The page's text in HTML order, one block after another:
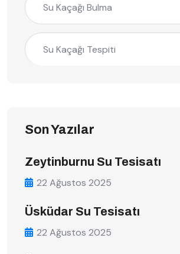
Su Kaçağı Bulma
Su Kaçağı Tespiti
Son Yazılar
Zeytinburnu Su Tesisatı
22 Ağustos 2025
Üsküdar Su Tesisatı
22 Ağustos 2025